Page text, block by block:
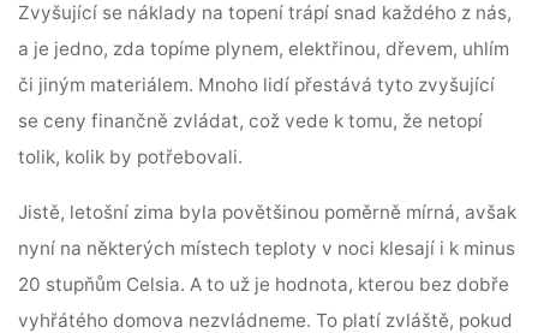
Zvyšující se náklady na topení trápí snad každého z nás,
a je jedno, zda topíme plynem, elektřinou, dřevem, uhlím
či jiným materiálem. Mnoho lidí přestává tyto zvyšující
se ceny finančně zvládat, což vede k tomu, že netopí
tolik, kolik by potřebovali.
Jistě, letošní zima byla povětšinou poměrně mírná, avšak
nyní na některých místech teploty v noci klesají i k minus
20 stupňům Celsia. A to už je hodnota, kterou bez dobře
vyhřátého domova nezvládneme. To platí zvláště, pokud